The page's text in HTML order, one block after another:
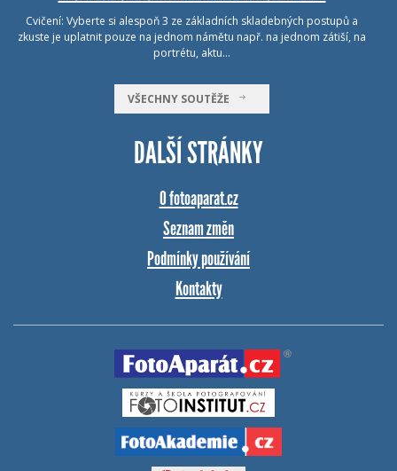
Cvičení: Vyberte si alespoň 3 ze základních skladebných postupů a
zkuste je uplatnit pouze na jednom námětu např. na jednom zátiší, na
portrétu, aktu…
VŠECHNY SOUTĚŽE
DALŠÍ STRÁNKY
O fotoaparat.cz
Seznam změn
Podmínky používání
Kontakty